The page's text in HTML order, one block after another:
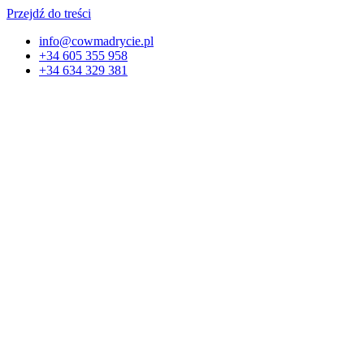
Przejdź do treści
info@cowmadrycie.pl
+34 605 355 958
+34 634 329 381​